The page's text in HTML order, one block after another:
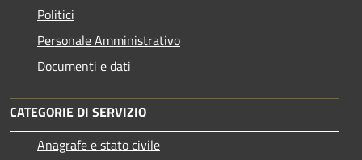
Politici
Personale Amministrativo
Documenti e dati
CATEGORIE DI SERVIZIO
Anagrafe e stato civile